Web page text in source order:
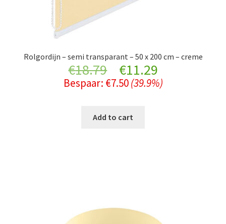
Rolgordijn – semi transparant – 50 x 200 cm – creme
€18.79
Original
price
was:
€11.29Current
price
Bespaar: €7.50 (39.9%)
Add to cart